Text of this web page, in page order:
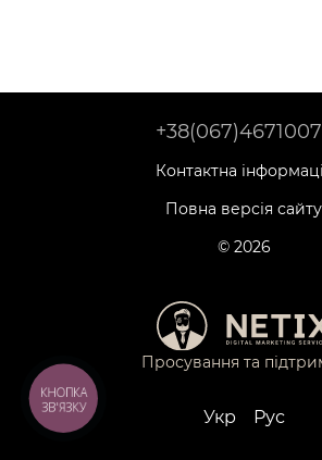
+38(067)4671007
Контактна
Повна версія сайту
© 2026
Просування та
Укр Рус
КНОПКА
ЗВ'ЯЗКУ